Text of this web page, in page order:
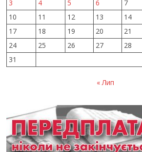
3
4 5 6 7
10
11 12 13 14
17
18 19 20 21
24
25 26 27 28
31
« Лип